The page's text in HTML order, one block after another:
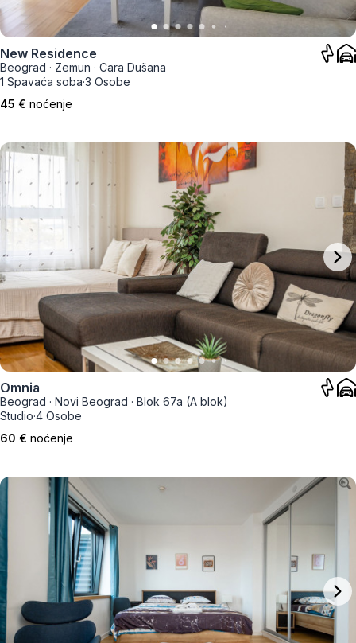
New Residence
Beograd · Zemun · Cara Dušana
1 Spavaća soba·3 Osobe
45 € noćenje
Omnia
Beograd · Novi Beograd · Blok 67a (A blok)
Studio·4 Osobe
60 € noćenje